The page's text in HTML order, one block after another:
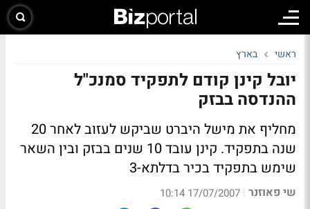
ראשי בארץ
יובל קינן קודם לתפקיד סמנכ"ל
ההנדסה בבזק
מחליף את מישל היברט שביקש לעזוב לאחר 20
שנה בתפקיד. קינן עובד 10 שנים בבזק ובין השאר
שימש בתפקיד בכיר בדלתא-3
שי פאוזנר |
17/07/2007 10:14